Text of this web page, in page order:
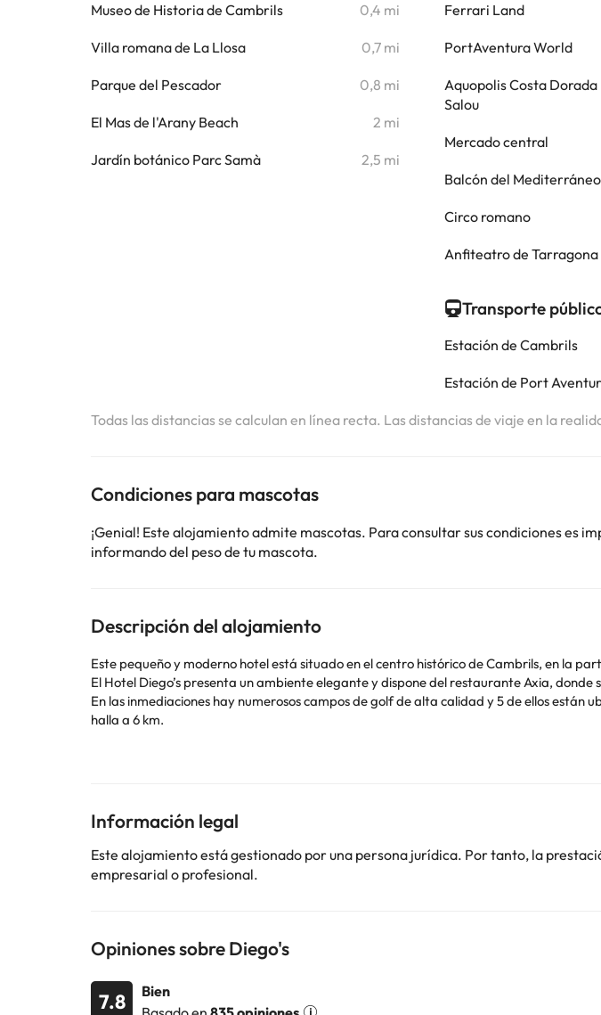
Museo de Historia de Cambrils 0,4 mi
Villa romana de La Llosa 0,7 mi
Parque del Pescador 0,8 mi
El Mas de l'Arany Beach 2 mi
Jardín botánico Parc Samà 2,5 mi
Ferrari Land
PortAventura World
Aquopolis Costa Dorada
Salou
Mercado central
Balcón del Mediterráneo
Circo romano
Anfiteatro de Tarragona
Transporte
Estación de Cambrils
Estación de Port
Todas las distancias se calculan en línea recta. Las distancias de viaje en la
Condiciones para mascotas
¡Genial! Este alojamiento admite mascotas. Para consultar sus condiciones es
informando del peso de tu mascota.
Descripción del alojamiento
Este pequeño y moderno hotel está situado en el centro histórico de Cambrils, en la
El Hotel Diego’s presenta un ambiente elegante y dispone del restaurante Axia, donde
En las inmediaciones hay numerosos campos de golf de alta calidad y 5 de ellos están
halla a 6 km.
Información legal
Este alojamiento está gestionado por una persona jurídica. Por tanto, la
empresarial o profesional.
Opiniones sobre Diego's
7.8
Bien